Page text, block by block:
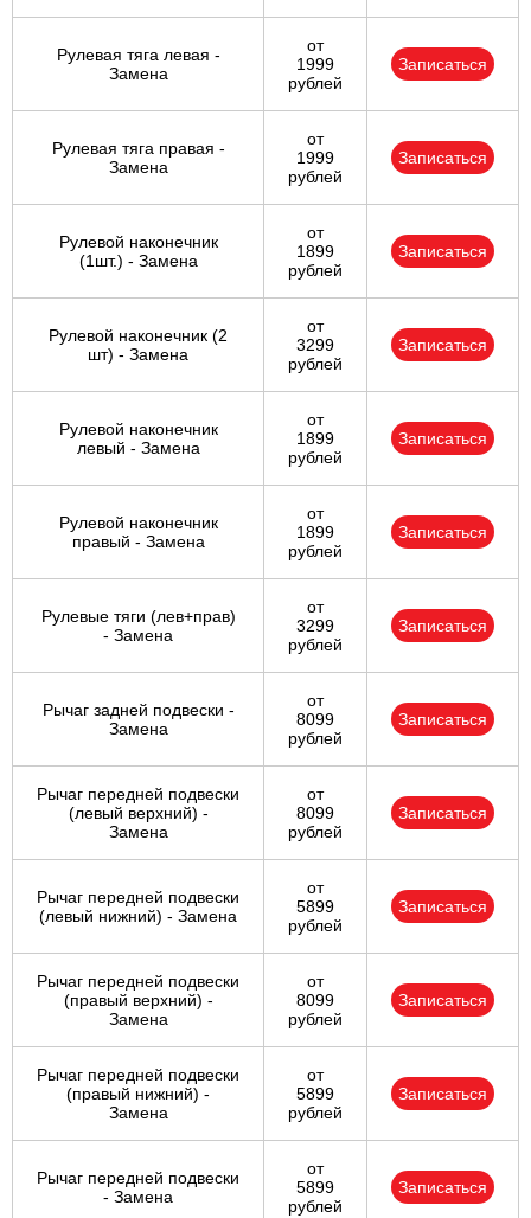
Рулевая тяга левая -
Замена
от
1999
рублей
Записаться
Рулевая тяга правая -
Замена
от
1999
рублей
Записаться
Рулевой наконечник
(1шт.) - Замена
от
1899
рублей
Записаться
Рулевой наконечник (2
шт) - Замена
от
3299
рублей
Записаться
Рулевой наконечник
левый - Замена
от
1899
рублей
Записаться
Рулевой наконечник
правый - Замена
от
1899
рублей
Записаться
Рулевые тяги (лев+прав)
- Замена
от
3299
рублей
Записаться
Рычаг задней подвески -
Замена
от
8099
рублей
Записаться
Рычаг передней подвески
(левый верхний) -
Замена
от
8099
рублей
Записаться
Рычаг передней подвески
(левый нижний) - Замена
от
5899
рублей
Записаться
Рычаг передней подвески
(правый верхний) -
Замена
от
8099
рублей
Записаться
Рычаг передней подвески
(правый нижний) -
Замена
от
5899
рублей
Записаться
Рычаг передней подвески
- Замена
от
5899
рублей
Записаться